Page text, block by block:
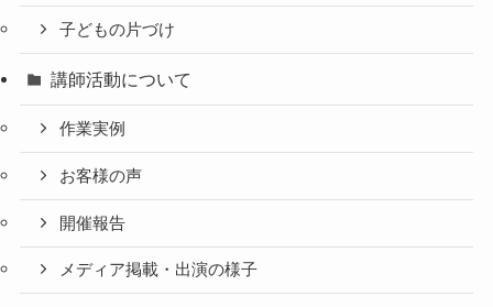
子どもの片づけ
講師活動について
作業実例
お客様の声
開催報告
メディア掲載・出演の様子